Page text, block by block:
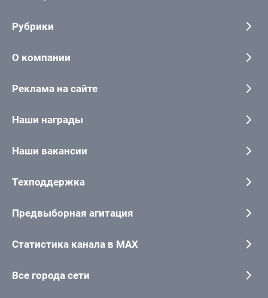
Рубрики
О компании
Реклама на сайте
Наши награды
Наши вакансии
Техподдержка
Предвыборная агитация
Статистика канала в MAX
Все города сети